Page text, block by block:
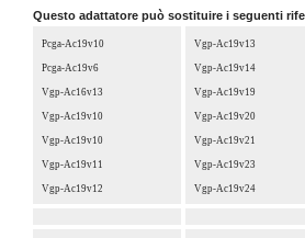
Questo adattatore può sostituire i seguenti
Pcga-Ac19v10
Pcga-Ac19v6
Vgp-Ac16v13
Vgp-Ac19v10
Vgp-Ac19v10
Vgp-Ac19v11
Vgp-Ac19v12
Vgp-Ac19v13
Vgp-Ac19v14
Vgp-Ac19v19
Vgp-Ac19v20
Vgp-Ac19v21
Vgp-Ac19v23
Vgp-Ac19v24